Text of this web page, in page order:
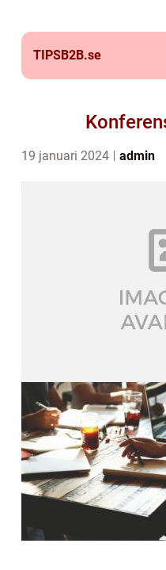
TIPSB2B.se
19 januari 2024 admin